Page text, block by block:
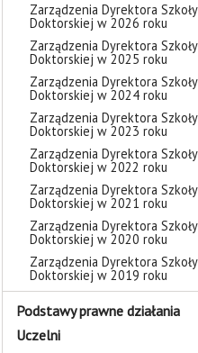
Zarządzenia Dyrektora Szkoły
Doktorskiej w 2026 roku
Zarządzenia Dyrektora Szkoły
Doktorskiej w 2025 roku
Zarządzenia Dyrektora Szkoły
Doktorskiej w 2024 roku
Zarządzenia Dyrektora Szkoły
Doktorskiej w 2023 roku
Zarządzenia Dyrektora Szkoły
Doktorskiej w 2022 roku
Zarządzenia Dyrektora Szkoły
Doktorskiej w 2021 roku
Zarządzenia Dyrektora Szkoły
Doktorskiej w 2020 roku
Zarządzenia Dyrektora Szkoły
Doktorskiej w 2019 roku
Podstawy prawne działania
Uczelni